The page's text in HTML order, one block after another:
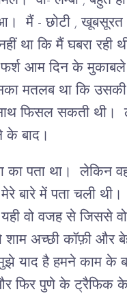
मैं - छोटी , खूबसूरत
था कि मैं घबरा रही
फर्श आम दिन के मुकाबले
मतलब था कि
फिसल सकती थी।
के बाद।
का पता था। लेकिन
बारे में पता चली
वो वजह से जिससे
अच्छी कॉफ़ी और
याद है हमने काम के
फिर पुणे के ट्रैफिक के